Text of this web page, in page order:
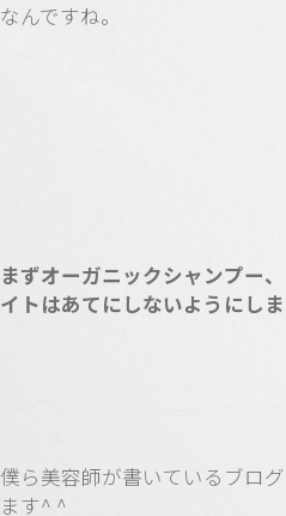
なんですね。
まずオーガニックシャンプー
イトはあてにしないようにしま
僕ら美容師が書いているブロ
ます^ ^